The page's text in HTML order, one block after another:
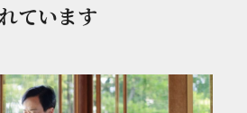
ています